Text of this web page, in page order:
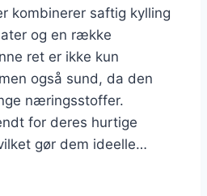
kombinerer saftig kylling
og en række
ret er ikke kun
også sund, da den
næringsstoffer.
for deres hurtige
gør dem ideelle…